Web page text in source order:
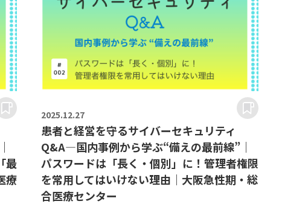
最
療
2025.12.27
患者と経営を守るサイバーセキュリティ
Q&A―国内事例から学ぶ“備えの最前線”｜
パスワードは「長く・個別」に！管理者権限
を常用してはいけない理由｜大阪急性期・総
合医療センター